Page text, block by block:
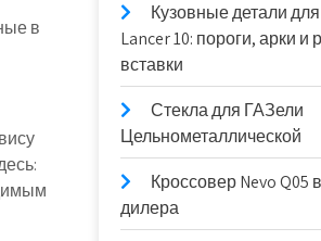
в
Кузовные детали
Lancer 10: пороги, арки
вставки
Стекла для ГАЗели
Цельнометаллической
Кроссовер Nevo Q05
дилера